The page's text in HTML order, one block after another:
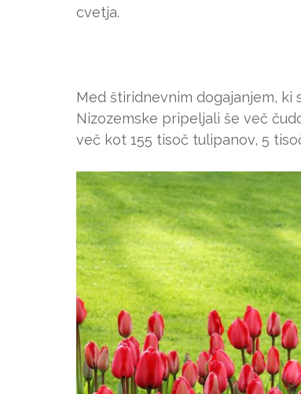
cvetja.
Med štiridnevnim dogajanjem, ki
Nizozemske pripeljali še več
več kot 155 tisoč tulipanov, 5